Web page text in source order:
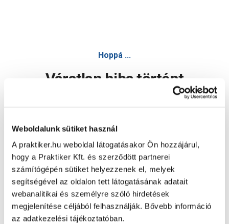
Weboldalunk sütiket használ
A praktiker.hu weboldal látogatásakor Ön hozzájárul,
hogy a Praktiker Kft. és szerződött partnerei
számítógépén sütiket helyezzenek el, melyek
segítségével az oldalon tett látogatásának adatait
webanalitikai és személyre szóló hirdetések
megjelenítése céljából felhasználják. Bővebb információ
az adatkezelési tájékoztatóban.
Hoppá ...
Váratlan hiba történt
Oldal újratöltése